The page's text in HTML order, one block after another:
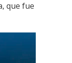
que fue